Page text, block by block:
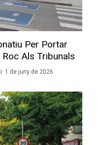
Per Portar
Roc Als Tribunals
1 de juny de 2026